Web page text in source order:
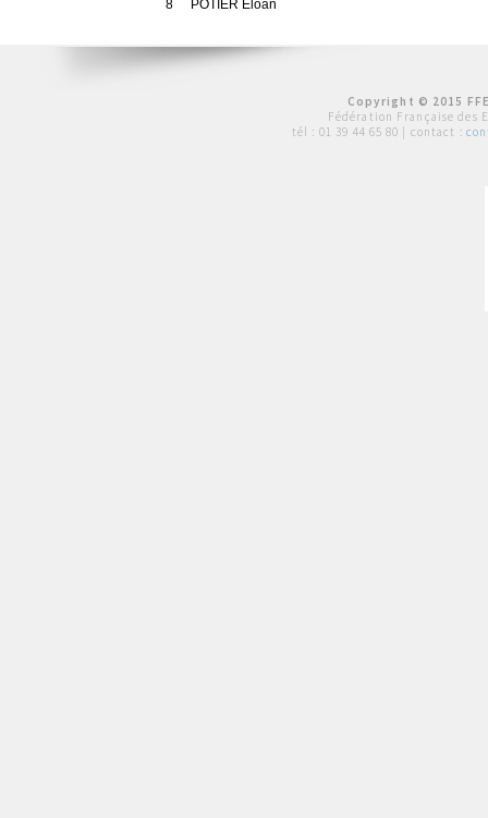
8
POTIER Eloan
Copyright © 2015
Fédération Française des
tél : 01 39 44 65 80 | contact :